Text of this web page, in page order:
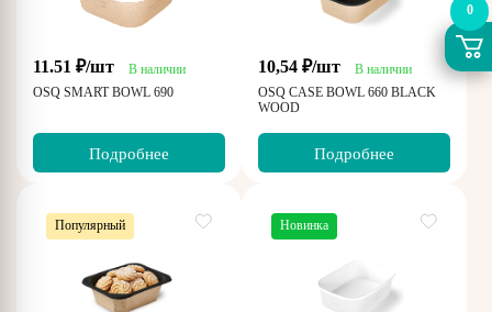
11.51 ₽/шт
В наличии
OSQ SMART BOWL 690
Подробнее
10,54 ₽/шт
В наличии
OSQ CASE BOWL 660 BLACK
WOOD
Подробнее
Популярный Новинка
0